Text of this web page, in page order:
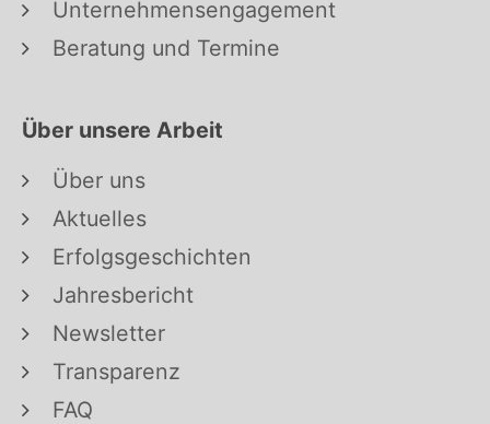
Unternehmensengagement
Beratung und Termine
Über unsere Arbeit
Über uns
Aktuelles
Erfolgsgeschichten
Jahresbericht
Newsletter
Transparenz
FAQ